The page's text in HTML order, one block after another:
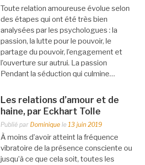
Toute relation amoureuse évolue selon
des étapes qui ont été très bien
analysées par les psychologues : la
passion, la lutte pour le pouvoir, le
partage du pouvoir, l’engagement et
l’ouverture sur autrui. La passion
Pendant la séduction qui culmine…
Les relations d’amour et de
haine, par Eckhart Tolle
Publié par Dominique le 13 juin 2019
À moins d’avoir atteint la fréquence
vibratoire de la présence consciente ou
jusqu’à ce que cela soit, toutes les